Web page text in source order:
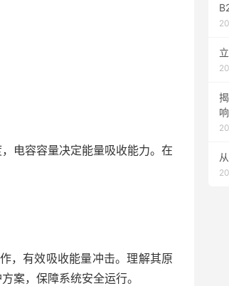
电容容量决定能量吸收能力。在
，有效吸收能量冲击。理解其原
案，保障系统安全运行。